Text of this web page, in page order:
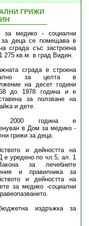
ГРИЖИ
за медико - социални
за деца се помещава в
сграда със застроена
275 кв.м. в град Видин.
сграда е строена
за целта в
на десет години
до 1978 година и е
за ползване на
и дете.
2000 година е
в Дом за медико -
грижи за деца.
и дейността на
е уредено по чл.5, ал. 1
за лечебните
и правилника за
и дейността на
за медико -социални
издръжка за